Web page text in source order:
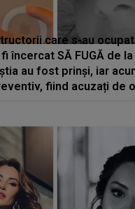
care s-au
SĂ FUGĂ de la locul
au fost prinși, iar
fiind acuzați de